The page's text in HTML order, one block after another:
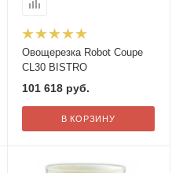
Овощерезка Robot Coupe
CL30 BISTRO
101 618руб.
В КОРЗИНУ